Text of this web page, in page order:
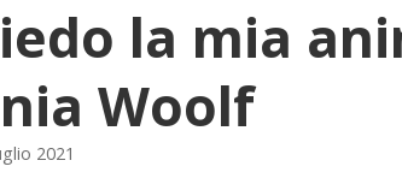
la mia
Woolf
2021